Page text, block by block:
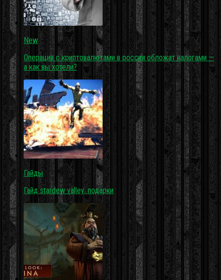
New
Операции с криптовалютами в россии обложат налогами —
а как вы хотели?
Гайды
Гайд stardew valley: подарки